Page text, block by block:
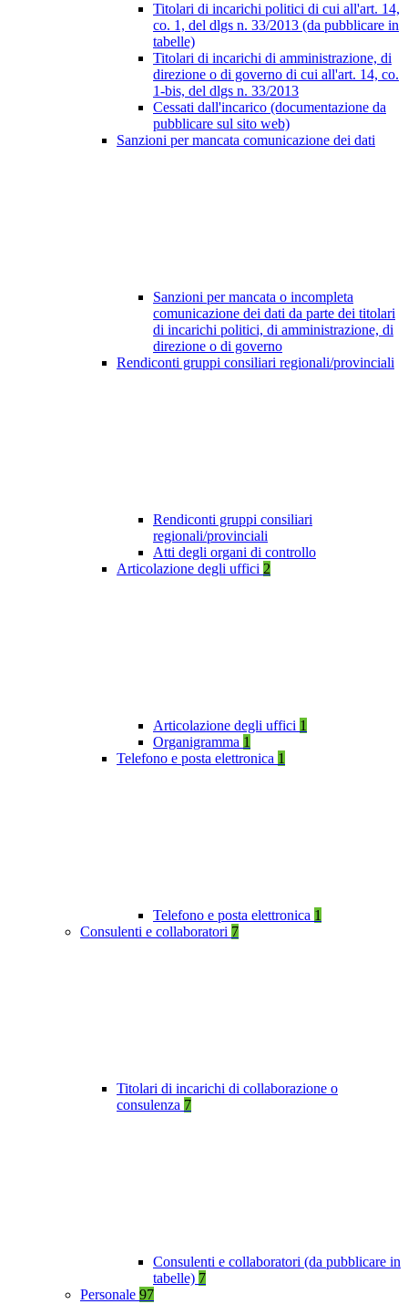
Titolari di incarichi politici di cui all'art. 14,
co. 1, del dlgs n. 33/2013 (da pubblicare in
tabelle)
Titolari di incarichi di amministrazione, di
direzione o di governo di cui all'art. 14, co.
1-bis, del dlgs n. 33/2013
Cessati dall'incarico (documentazione da
pubblicare sul sito web)
Sanzioni per mancata comunicazione dei dati
Sanzioni per mancata o incompleta
comunicazione dei dati da parte dei titolari
di incarichi politici, di amministrazione, di
direzione o di governo
Rendiconti gruppi consiliari regionali/provinciali
Rendiconti gruppi consiliari
regionali/provinciali
Atti degli organi di controllo
Articolazione degli uffici 2
Articolazione degli uffici 1
Organigramma 1
Telefono e posta elettronica 1
Telefono e posta elettronica 1
Consulenti e collaboratori 7
Titolari di incarichi di collaborazione o
consulenza 7
Consulenti e collaboratori (da pubblicare in
tabelle) 7
Personale 97